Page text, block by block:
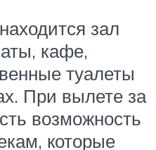
зал
кафе,
туалеты
При вылете за
возможность
которые